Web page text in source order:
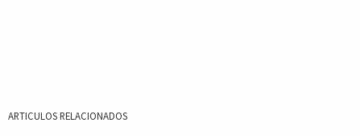
ARTICULOS RELACIONADOS